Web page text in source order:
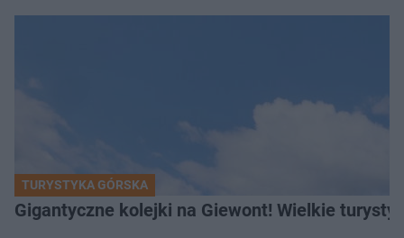
TURYSTYKA GÓRSKA
Gigantyczne kolejki na Giewont! Wielkie